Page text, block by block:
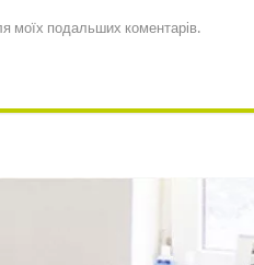
моїх подальших коментарів.